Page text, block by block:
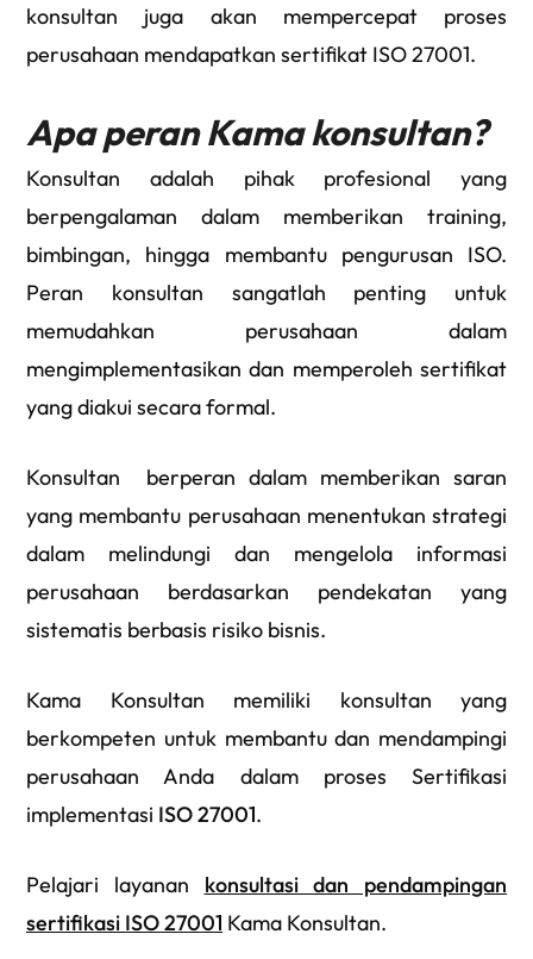
konsultan juga akan mempercepat proses
perusahaan mendapatkan sertifikat ISO 27001.
Apa peran Kama konsultan?
Konsultan adalah pihak profesional yang
berpengalaman dalam memberikan training,
bimbingan, hingga membantu pengurusan ISO.
Peran konsultan sangatlah penting untuk
memudahkan perusahaan dalam
mengimplementasikan dan memperoleh sertifikat
yang diakui secara formal.
Konsultan berperan dalam memberikan saran
yang membantu perusahaan menentukan strategi
dalam melindungi dan mengelola informasi
perusahaan berdasarkan pendekatan yang
sistematis berbasis risiko bisnis.
Kama Konsultan memiliki konsultan yang
berkompeten untuk membantu dan mendampingi
perusahaan Anda dalam proses Sertifikasi
implementasi ISO 27001.
Pelajari layanan konsultasi dan pendampingan
sertifikasi ISO 27001 Kama Konsultan.